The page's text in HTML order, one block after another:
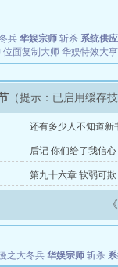
兵 华娱宗师 斩杀 系统供
位面复制大师 华娱特效大亨
（提示：已启用缓存
还有多少人不知道新
后记 你们给了我信心
第九十六章 软弱可
之大冬兵 华娱宗师 斩杀